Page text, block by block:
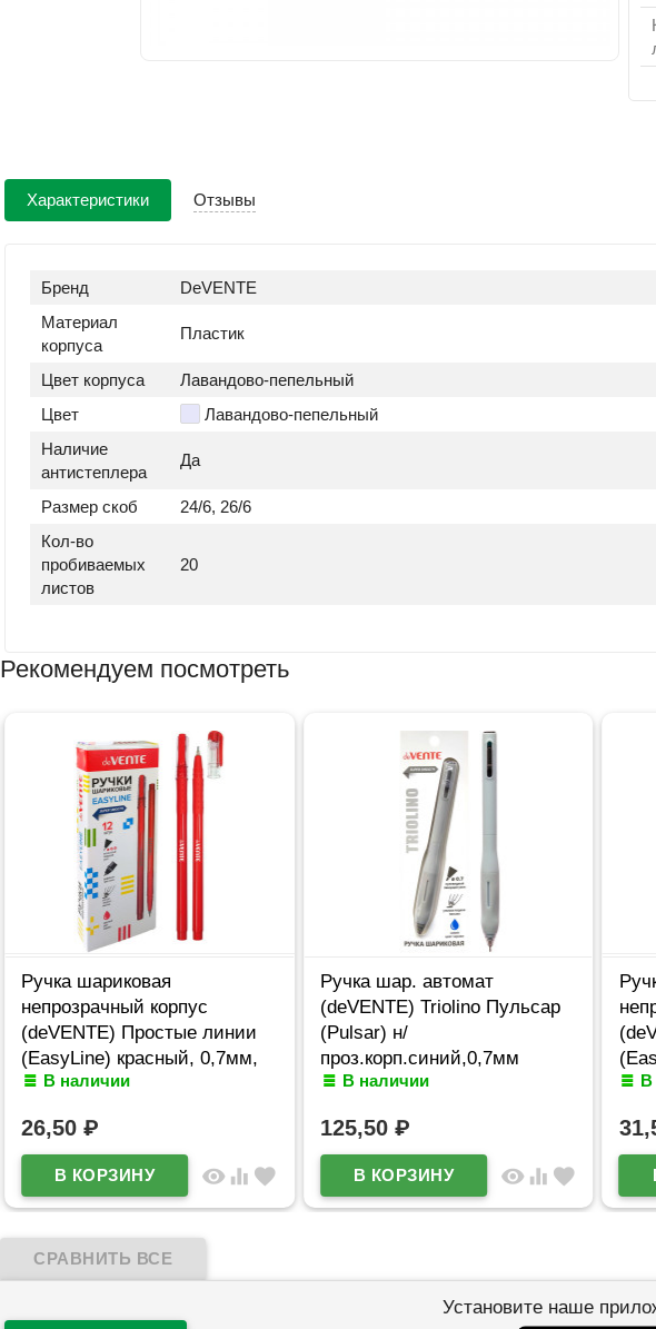
Характеристики Отзывы
Бренд
DeVENTE
Материал
корпуса
Пластик
Цвет корпуса
Лавандово-пепельный
Цвет
Лавандово-пепельный
Наличие
антистеплера
Да
Размер скоб
24/6, 26/6
Кол-во
пробиваемых
листов
20
Рекомендуем посмотреть
Ручка шариковая
непрозрачный корпус
(deVENTE) Простые линии
(EasyLine) красный, 0,7мм,
игла красный корпус
В наличии
26,50 ₽
visibility equalizer favorite
Ручка шар. автомат
(deVENTE) Triolino Пульсар
(Pulsar) н/
проз.корп.синий,0,7мм
арт.5070611 (Ст12)
В наличии
125,50 ₽
visibility equalizer favorite
В
Установите наше